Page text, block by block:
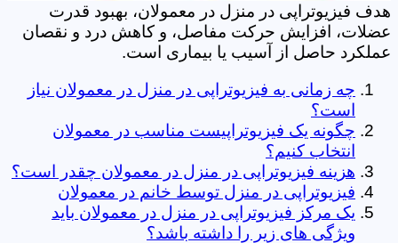
هدف فیزیوتراپی در منزل در معمولان، بهبود قدرت
عضلات، افزایش حرکت مفاصل، و کاهش درد و نقصان
عملکرد حاصل از آسیب یا بیماری است.
چه زمانی به فیزیوتراپی در منزل در معمولان نیاز
است؟
چگونه یک فیزیوتراپیست مناسب در معمولان
انتخاب کنیم؟
هزینه فیزیوتراپی در منزل در معمولان چقدر است؟
فیزیوتراپی در منزل توسط خانم در معمولان
یک مرکز فیزیوتراپی در منزل در معمولان باید
ویژگی های زیر را داشته باشد؟